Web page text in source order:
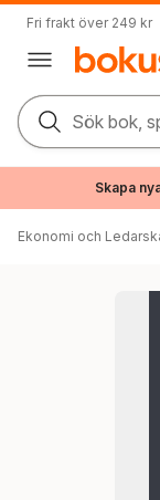
Fri frakt över 249 kr
Sök bok,
Skapa
Ekonomi och